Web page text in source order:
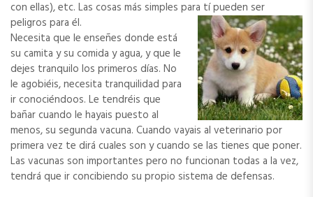
con ellas), etc. Las cosas más simples para tí pueden ser
peligros para él.
Necesita que le enseñes donde está
su camita y su comida y agua, y que le
dejes tranquilo los primeros días. No
le agobiéis, necesita tranquilidad para
ir conociéndoos. Le tendréis que
bañar cuando le hayais puesto al
menos, su segunda vacuna. Cuando vayais al veterinario por
primera vez te dirá cuales son y cuando se las tienes que poner.
Las vacunas son importantes pero no funcionan todas a la vez,
tendrá que ir concibiendo su propio sistema de defensas.